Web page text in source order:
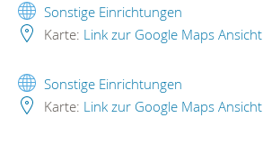
Sonstige Einrichtungen
Karte: Link zur Google Maps Ansicht
Sonstige Einrichtungen
Karte: Link zur Google Maps Ansicht